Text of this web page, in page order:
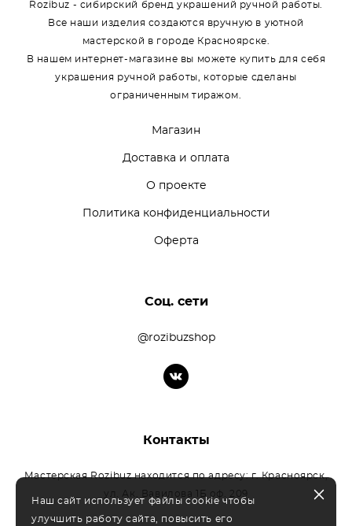
Rozibuz - сибирский бренд украшений ручной работы.
Все наши изделия создаются вручную в уютной
мастерской в городе Красноярске.
В нашем интернет-магазине вы можете купить для себя
украшения ручной работы, которые сделаны
ограниченным тиражом.
Магазин
Доставка и оплата
О проекте
Политика конфиденциальности
Оферта
Соц. сети
@rozibuzshop
Контакты
Мастерская Rozibuz находится по адресу: г. Красноярск,
ул. Ак. Вавилова 1Б оф. 209
Наш сайт использует файлы cookie чтобы
улучшить работу сайта, повысить его